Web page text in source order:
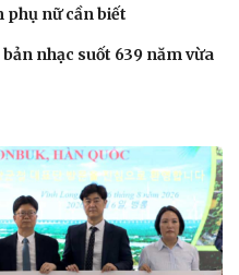
Đời sống
Nhà đẹp
Blog
Tình yêu - Gia đình
phụ nữ cần biết
nhạc suốt 639 năm vừa